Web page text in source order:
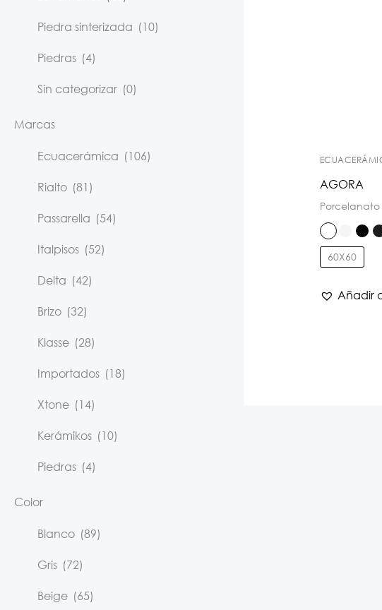
Piedra sinterizada (10)
Piedras (4)
Sin categorizar (0)
Marcas
Ecuacerámica (106)
Rialto (81)
Passarella (54)
Italpisos (52)
Delta (42)
Brizo (32)
Klasse (28)
Importados (18)
Xtone (14)
Kerámikos (10)
Piedras (4)
Color
Blanco (89)
Gris (72)
Beige (65)
AGORA
Porcelanato
60X60
Añadir